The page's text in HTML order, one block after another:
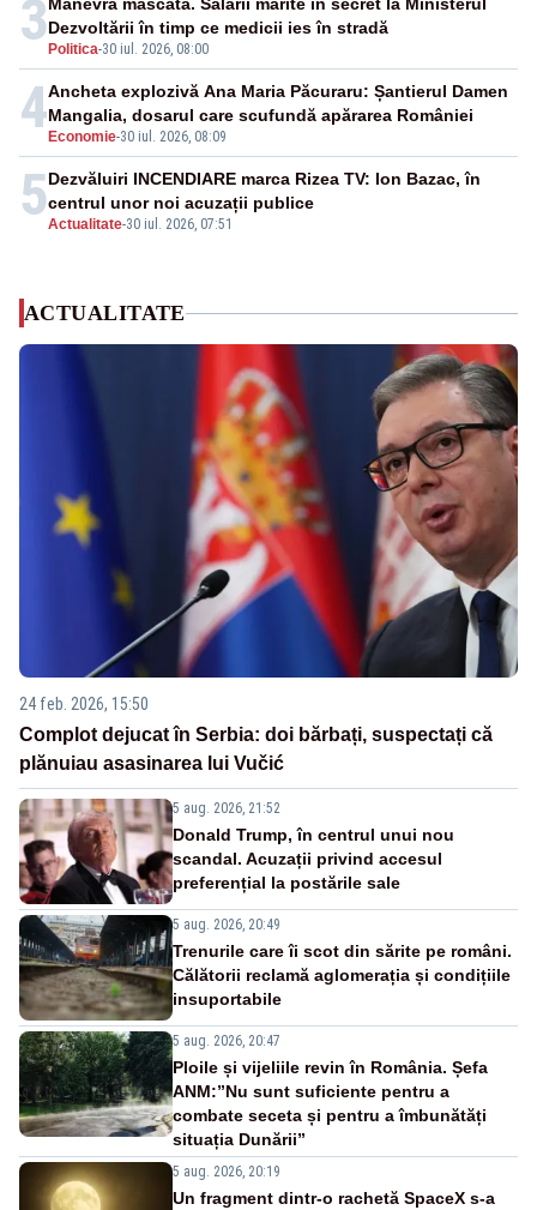
3 Politica-30 iul. 2026, 08:00
Dezvoltării în timp ce medicii ies în stradă
4 Economie-30 iul. 2026, 08:09
Ancheta explozivă Ana Maria Păcuraru: Șantierul Damen
Mangalia, dosarul care scufundă apărarea României
5Actualitate-30 iul. 2026, 07:51
Dezvăluiri INCENDIARE marca Rizea TV: Ion Bazac, în
centrul unor noi acuzații publice
ACTUALITATE
24 feb. 2026, 15:50
Complot dejucat în Serbia: doi bărbați, suspectați că
plănuiau asasinarea lui Vučić
5 aug. 2026, 21:52
Donald Trump, în centrul unui nou
scandal. Acuzații privind accesul
preferențial la postările sale
5 aug. 2026, 20:49
Trenurile care îi scot din sărite pe români.
Călătorii reclamă aglomerația și condițiile
insuportabile
5 aug. 2026, 20:47
Ploile și vijeliile revin în România. Șefa
ANM:”Nu sunt suficiente pentru a
combate seceta și pentru a îmbunătăți
situația Dunării”
5 aug. 2026, 20:19
Un fragment dintr-o rachetă SpaceX s-a